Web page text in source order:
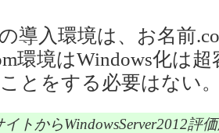
導入環境は、お名前
環境はWindows化は
とをする必要はない
イトからWindowsServer2012評